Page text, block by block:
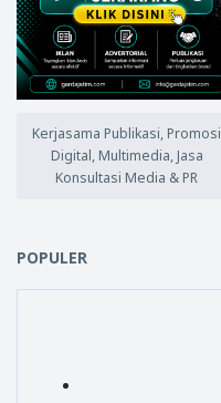
Kerjasama Publikasi, Promosi
Digital, Multimedia, Jasa
Konsultasi Media & PR
POPULER